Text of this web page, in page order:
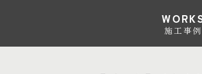
施工事例